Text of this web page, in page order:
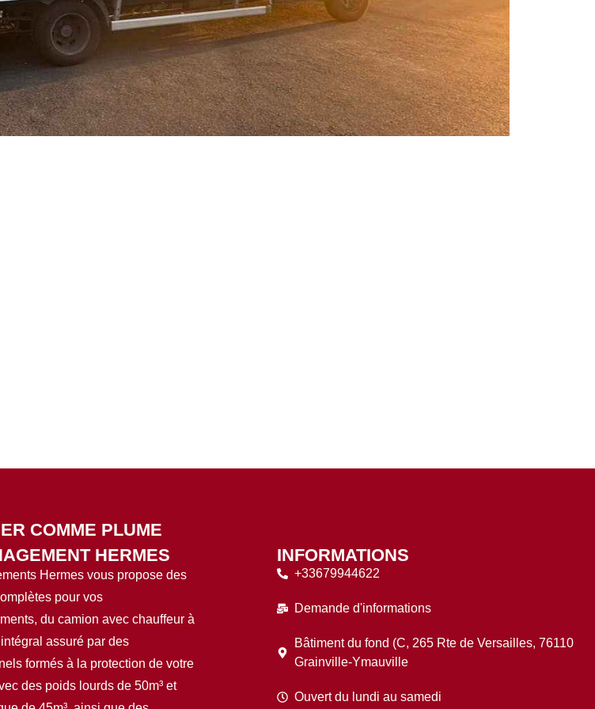
COMME PLUME
HERMES
Hermes vous propose des
pour vos
du camion avec chauffeur à
assuré par des
formés à la protection de votre
des poids lourds de 50m³ et
INFORMATIONS
+33679944622
Demande d'informations
Bâtiment du fond (C, 265 Rte de Versailles, 76110
Grainville-Ymauville
Ouvert du lundi au samedi